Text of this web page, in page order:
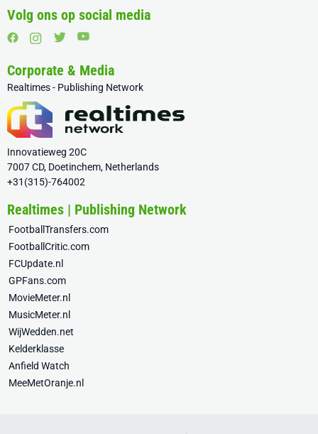
Volg ons op social media
Corporate & Media
Realtimes - Publishing Network
Innovatieweg 20C
7007 CD, Doetinchem, Netherlands
+31(315)-764002
Realtimes | Publishing Network
FootballTransfers.com
FootballCritic.com
FCUpdate.nl
GPFans.com
MovieMeter.nl
MusicMeter.nl
WijWedden.net
Kelderklasse
Anfield Watch
MeeMetOranje.nl